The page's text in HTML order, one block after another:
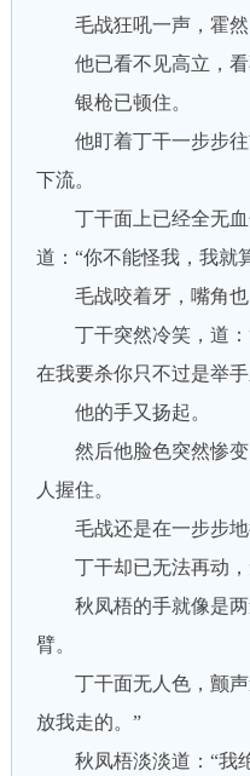
毛战狂吼一声，霍然
他已看不见高立，看
银枪已顿住。
他盯着丁干一步步往
下流。
丁干面上已经全无血
道：“你不能怪我，我就
毛战咬着牙，嘴角也
丁干突然冷笑，道：
在我要杀你只不过是举
他的手又扬起。
然后他脸色突然惨变
人握住。
毛战还是在一步步地
丁干却已无法再动，
秋凤梧的手就像是两
臂。
丁干面无人色，颤声
放我走的。”
秋凤梧淡淡道：“我